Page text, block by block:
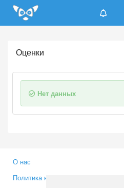
Update cookies preferences
Оценки
Нет данных
О нас
Политика конфиденциальности